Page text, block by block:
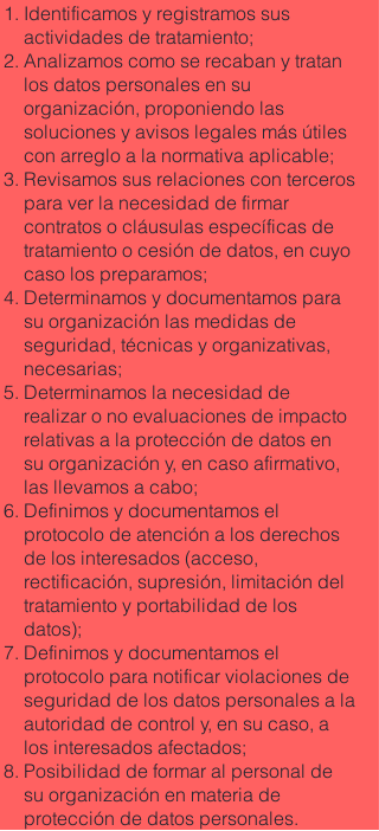
Identificamos y registramos sus
actividades de tratamiento;
Analizamos como se recaban y tratan
los datos personales en su
organización, proponiendo las
soluciones y avisos legales más útiles
con arreglo a la normativa aplicable;
Revisamos sus relaciones con terceros
para ver la necesidad de firmar
contratos o cláusulas específicas de
tratamiento o cesión de datos, en cuyo
caso los preparamos;
Determinamos y documentamos para
su organización las medidas de
seguridad, técnicas y organizativas,
necesarias;
Determinamos la necesidad de
realizar o no evaluaciones de impacto
relativas a la protección de datos en
su organización y, en caso afirmativo,
las llevamos a cabo;
Definimos y documentamos el
protocolo de atención a los derechos
de los interesados (acceso,
rectificación, supresión, limitación del
tratamiento y portabilidad de los
datos);
Definimos y documentamos el
protocolo para notificar violaciones de
seguridad de los datos personales a la
autoridad de control y, en su caso, a
los interesados afectados;
Posibilidad de formar al personal de
su organización en materia de
protección de datos personales.